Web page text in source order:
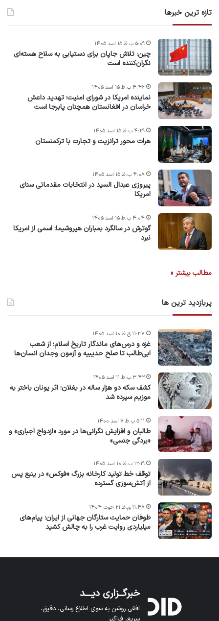
تازه ترین خبرها
چین: تلاش جاپان برای دستیابی به سلاح هسته‌ای
نگران‌کننده است
۵:۰۹ ب.ظ ۱۵ اسد ۱۴۰۵
نماینده امریکا در شورای امنیت؛ تهدید داعش
خراسان در افغانستان همچنان پابرجا است
۴:۴۶ ب.ظ ۱۵ اسد ۱۴۰۵
هرات محور ترانزیت و تجارت با ترکمنستان
۴:۲۹ ب.ظ ۱۵ اسد ۱۴۰۵
پیروزی عبدال السید در انتخابات مقدماتی سنای
امریکا
۴:۰۸ ب.ظ ۱۵ اسد ۱۴۰۵
گوترش در سالگرد بمباران هیروشیما: اسمی از امریکا
نبرد
۴:۰۴ ب.ظ ۱۵ اسد ۱۴۰۵
مطالب بیشتر »
پربازدید ترین ها
غزه و درس‌های ماندگار تاریخ اسلام؛ از شعب
ابی‌طالب تا صلح حدیبیه و آزمون وجدان انسان‌ها
۱۱:۳۷ ق.ظ ۱۰ اسد ۱۴۰۵
کشف سکه دو هزار ساله در بغلان؛ اثر یونان باختر به
موزیم سپرده شد
۳:۴۲ ب.ظ ۱۱ اسد ۱۴۰۵
طالبان و افزایش نگرانی‌ها در مورد «ازدواج اجباری» و
«بردگی جنسی»
۵:۱۱ ب.ظ ۷ اسد ۱۴۰۰
توقف خط تولید کارخانه بزرگ «فوکس» در ینبع پس
از آتش‌سوزی گسترده
۱۲:۱۹ ب.ظ ۱۰ اسد ۱۴۰۵
طوفان حمایت ستارگان جهانی از ایران؛ پیام‌های
میلیاردی روایت غرب را به چالش کشید
۱۱:۴۸ ق.ظ ۲۱ حوت ۱۴۰۴
خبرگــزاری دیـــد
افقی روشن به سوی اطلاع رسانی، دقیق،
سریع، فراگیر